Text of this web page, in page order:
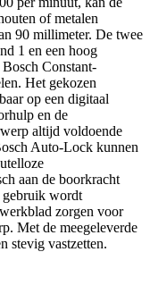
of metalen
90 millimeter. De twee
1 en een hoog
Constant-
Het gekozen
op een digitaal
en de
altijd voldoende
Auto-Lock kunnen
aan de boorkracht
gebruik wordt
zorgen voor
Met de meegeleverde
stevig vastzetten.